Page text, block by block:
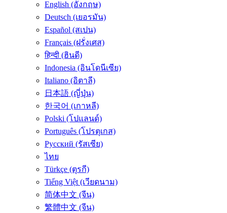
English (อังกฤษ)
Deutsch (เยอรมัน)
Español (สเปน)
Français (ฝรั่งเศส)
हिन्दी (ฮินดี)
Indonesia (อินโดนีเซีย)
Italiano (อิตาลี)
日本語 (ญี่ปุ่น)
한국어 (เกาหลี)
Polski (โปแลนด์)
Português (โปรตุเกส)
Русский (รัสเซีย)
ไทย
Türkçe (ตุรกี)
Tiếng Việt (เวียดนาม)
简体中文 (จีน)
繁體中文 (จีน)